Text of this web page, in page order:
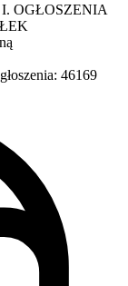
I. OGŁOSZENIA
46169